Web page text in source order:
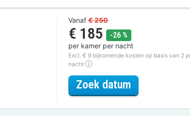
Vanaf € 250
€ 185 -26 %
per kamer per nacht
Excl. € 9 bijkomende kosten op basis van 2
nacht
Zoek datum